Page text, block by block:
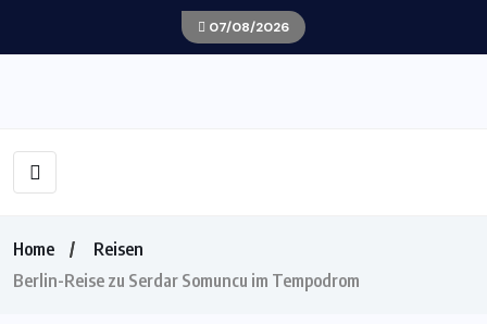
07/08/2026
Home
Reisen
Berlin-Reise zu Serdar Somuncu im Tempodrom